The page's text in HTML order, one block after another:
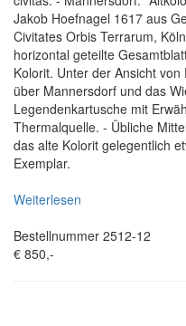
Jakob Hoefnagel 1617 aus
Civitates Orbis Terrarum,
horizontal geteilte
Kolorit. Unter der Ansicht
über Mannersdorf und das
Legendenkartusche mit
Thermalquelle. - Übliche
das alte Kolorit gelegentlich
Exemplar.
Weiterlesen
Bestellnummer 2512-12
€ 850,-